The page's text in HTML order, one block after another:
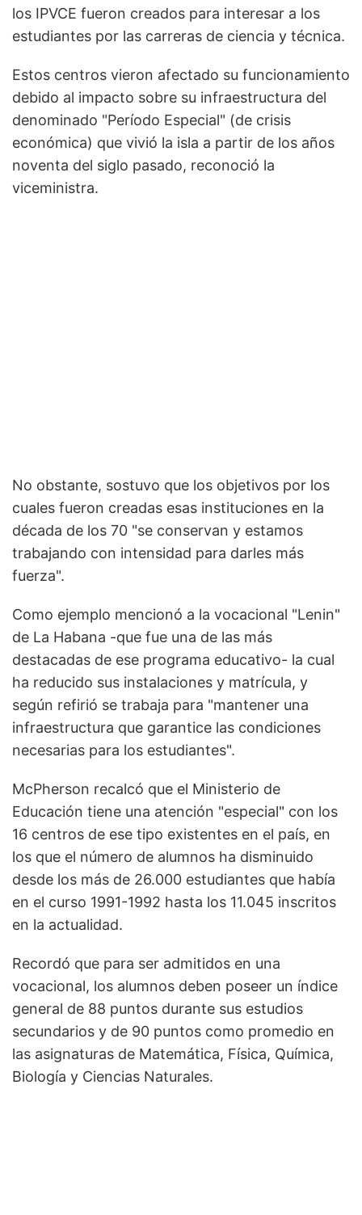
los IPVCE fueron creados para interesar a los
estudiantes por las carreras de ciencia y técnica.
Estos centros vieron afectado su funcionamiento
debido al impacto sobre su infraestructura del
denominado "Período Especial" (de crisis
económica) que vivió la isla a partir de los años
noventa del siglo pasado, reconoció la
viceministra.
No obstante, sostuvo que los objetivos por los
cuales fueron creadas esas instituciones en la
década de los 70 "se conservan y estamos
trabajando con intensidad para darles más
fuerza".
Como ejemplo mencionó a la vocacional "Lenin"
de La Habana -que fue una de las más
destacadas de ese programa educativo- la cual
ha reducido sus instalaciones y matrícula, y
según refirió se trabaja para "mantener una
infraestructura que garantice las condiciones
necesarias para los estudiantes".
McPherson recalcó que el Ministerio de
Educación tiene una atención "especial" con los
16 centros de ese tipo existentes en el país, en
los que el número de alumnos ha disminuido
desde los más de 26.000 estudiantes que había
en el curso 1991-1992 hasta los 11.045 inscritos
en la actualidad.
Recordó que para ser admitidos en una
vocacional, los alumnos deben poseer un índice
general de 88 puntos durante sus estudios
secundarios y de 90 puntos como promedio en
las asignaturas de Matemática, Física, Química,
Biología y Ciencias Naturales.